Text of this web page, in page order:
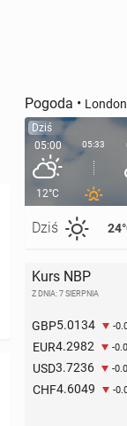
Pogoda • London
Dziś
05:00
12°C
Dziś
05:33
Kurs NBP
Z DNIA: 7 SIERPNIA
GBP5.0134 -
EUR4.2982 -
USD3.7236 -
CHF4.6049 -